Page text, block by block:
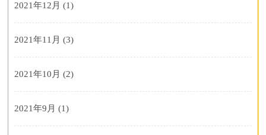
2021年12月 (1)
2021年11月 (3)
2021年10月 (2)
2021年9月 (1)